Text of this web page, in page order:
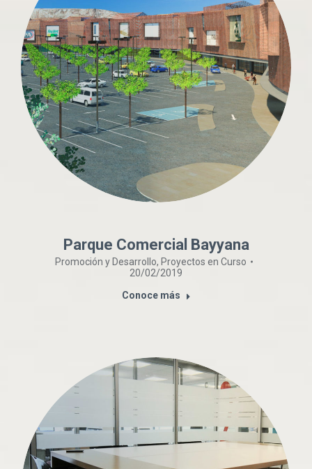
Parque Comercial Bayyana
Promoción y Desarrollo, Proyectos en Curso
20/02/2019
Conoce más